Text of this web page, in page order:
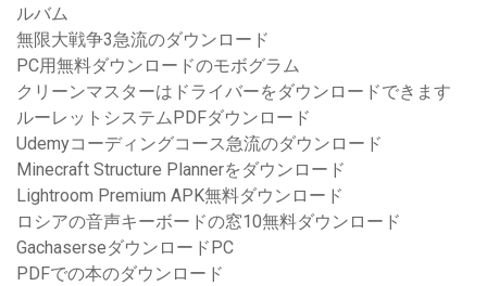
ルバム
無限大戦争3急流のダウンロード
PC用無料ダウンロードのモボグラム
クリーンマスターはドライバーをダウンロードできます
ルーレットシステムPDFダウンロード
Udemyコーディングコース急流のダウンロード
Minecraft Structure Plannerをダウンロード
Lightroom Premium APK無料ダウンロード
ロシアの音声キーボードの窓10無料ダウンロード
GachaserseダウンロードPC
PDFでの本のダウンロード